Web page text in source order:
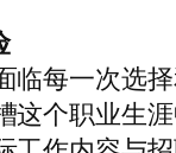
临每一次选
这个职业生